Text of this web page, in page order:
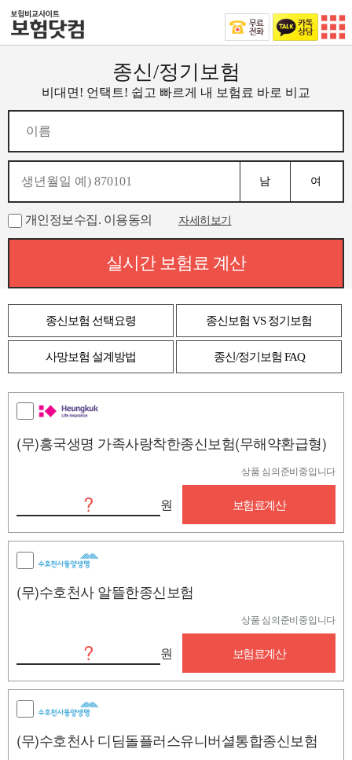
종신/정기보험
비대면! 언택트! 쉽고 빠르게 내 보험료 바로 비교
남 여
개인정보수집. 이용동의 자세히보기
실시간 보험료 계산
종신보험 선택요령 종신보험 VS 정기보험
사망보험 설계방법 종신/정기보험 FAQ
(무)흥국생명 가족사랑착한종신보험(무해약환급형)
상품 심의준비중입니다
? 원 보험료계산
(무)수호천사 알뜰한종신보험
상품 심의준비중입니다
? 원 보험료계산
(무)수호천사 디딤돌플러스유니버셜통합종신보험